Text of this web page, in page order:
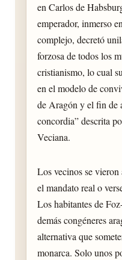
en Carlos de
emperador, inmerso
complejo, decretó
forzosa de todos los
cristianismo, lo cual
en el modelo de
de Aragón y el fin de
concordia” descrita
Veciana.
Los vecinos se
el mandato real o
Los habitantes de
demás congéneres
alternativa que
monarca. Solo unos